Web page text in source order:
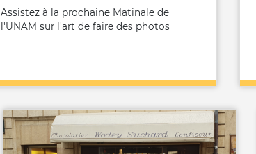
Assistez à la prochaine Matinale de
l'UNAM sur l'art de faire des photos